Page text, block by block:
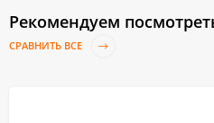
Рекомендуем
СРАВНИТЬ ВСЕ